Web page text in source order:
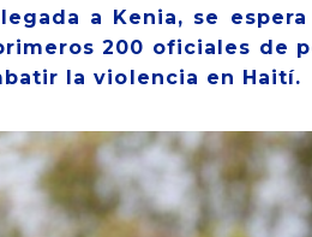
a Kenia, se
200 oficiales de
la violencia en Haití.